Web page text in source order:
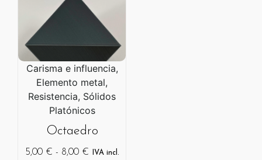
Octaedro
5,00 € - 8,00 € IVA incl.
Carisma e influencia,
Elemento metal,
Resistencia, Sólidos
Platónicos